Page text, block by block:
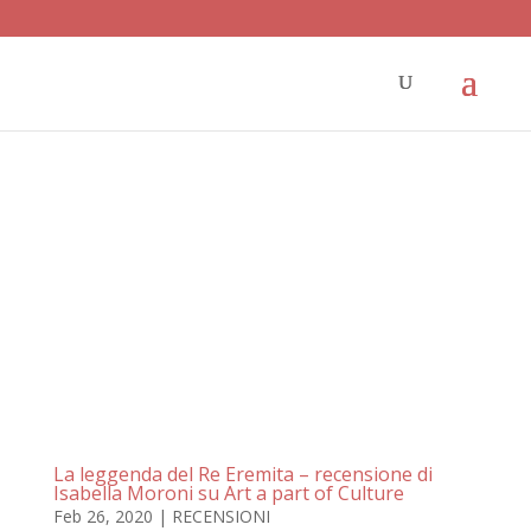
La leggenda del Re Eremita – recensione di
Isabella Moroni su Art a part of Culture
Feb 26, 2020 | RECENSIONI